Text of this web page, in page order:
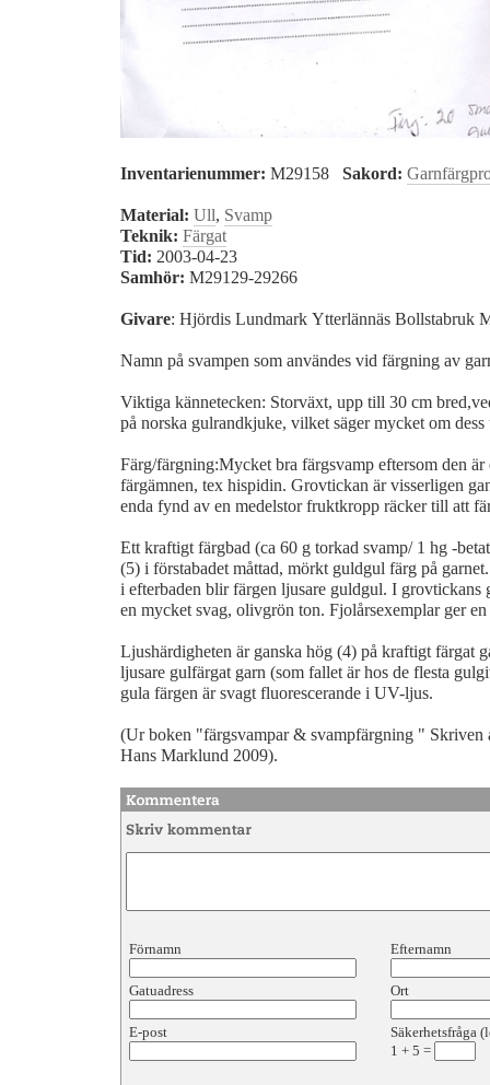
Inventarienummer: M29158 Sakord:
Material: Ull, Svamp
Teknik: Färgat
Tid: 2003-04-23
Samhör: M29129-29266
Givare: Hjördis Lundmark Ytterlännäs Bollstabruk
Namn på svampen som användes vid färgning av
Viktiga kännetecken: Storväxt, upp till 30 cm
på norska gulrandkjuke, vilket säger mycket om dess
Färg/färgning:Mycket bra färgsvamp eftersom den
färgämnen, tex hispidin. Grovtickan är visserligen
enda fynd av en medelstor fruktkropp räcker till att
Ett kraftigt färgbad (ca 60 g torkad svamp/ 1 hg -
(5) i förstabadet måttad, mörkt guldgul färg på
i efterbaden blir färgen ljusare guldgul. I grovtickans
en mycket svag, olivgrön ton. Fjolårsexemplar ger
Ljushärdigheten är ganska hög (4) på kraftigt färgat
ljusare gulfärgat garn (som fallet är hos de flesta
gula färgen är svagt fluorescerande i UV-ljus.
(Ur boken "färgsvampar & svampfärgning "
Hans Marklund 2009).
Förnamn Efternamn
Gatuadress Ort
E-post
Säkerhetsfråga
1 + 5 =